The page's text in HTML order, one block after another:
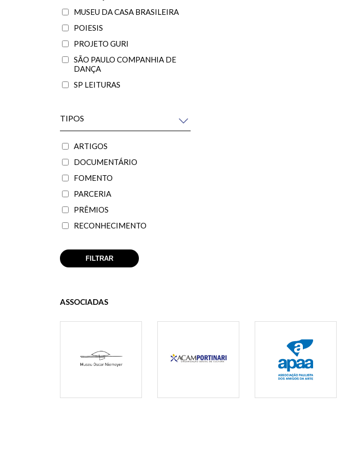
MUSEU DA CASA BRASILEIRA
POIESIS
PROJETO GURI
SÃO PAULO COMPANHIA DE
DANÇA
SP LEITURAS
TIPOS
ARTIGOS
DOCUMENTÁRIO
FOMENTO
PARCERIA
PRÊMIOS
RECONHECIMENTO
ASSOCIADAS